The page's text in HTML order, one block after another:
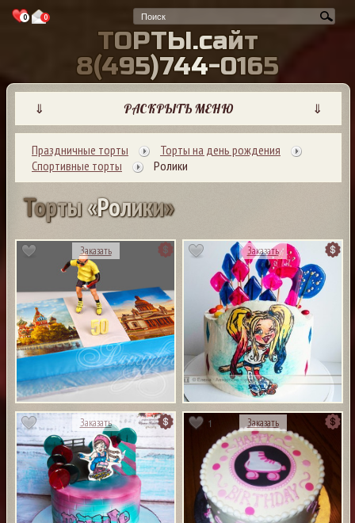
0 0
ТОРТЫ.сайт
8(495)744-0165
⇓ РАСКРЫТЬ МЕНЮ ⇓
Праздничные торты
Торты на день рождения
Спортивные торты
Ролики
Торты«Ролики»
Заказать Заказать
Заказать 1 Заказать